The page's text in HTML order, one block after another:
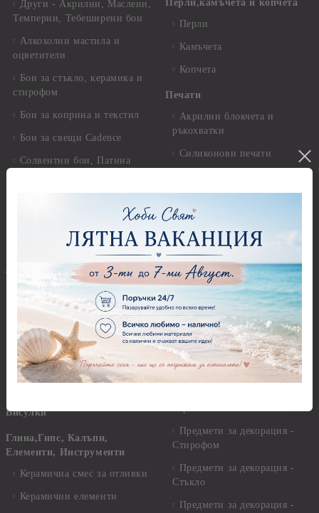
Други - Акрилни, Маслени,
Темперни, Тебеширени бои
Алкохолни мастила и
оцветители
Бои за стъкло, керамика и
стирофом
Бои за коприна и текстил
Бои за свещи Cadence
Солвентни бои, Патина
Други Бои
Брокат, пайети, мъниста и
декоративен пясък
Брокати, ледени кристали и
мини перли
Пайети
Мъниста
Декоративен пясък и
Висулки
Глина,Гипс, Калъпи,
Елементи, Инструменти
Керамична смес за отливки
Керамични елементи
Перли,камъчета и копчета
Перли
Камъчета
Копчета
Печати
Акрилни блокчета и
ръкохватки
Силиконови печати
Предмети за декорация
Предмети за декорация -
Акрил и пластмаса
Предмети за декорация -
Дърво
Предмети за декорация -
Мукава, Картон и Хартия
Предмети за декорация -
МДФ
Предмети за декорация -
Стирофом
Предмети за декорация -
Стъкло
Предмети за декорация -